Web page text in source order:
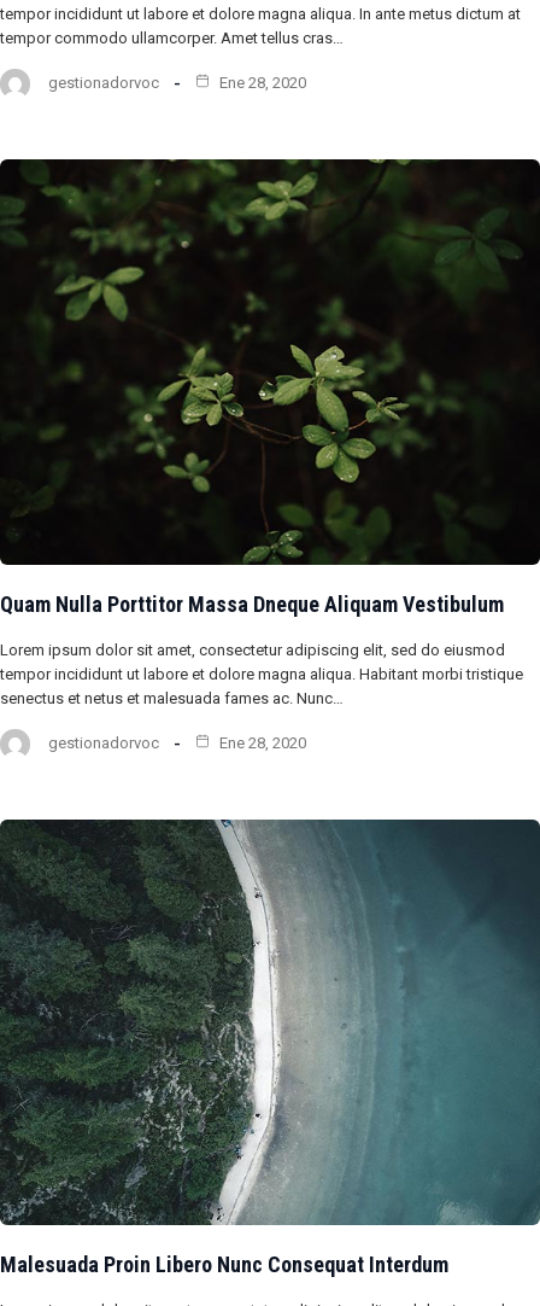
tempor incididunt ut labore et dolore magna aliqua. In ante metus dictum at
tempor commodo ullamcorper. Amet tellus cras…
gestionadorvoc Ene 28, 2020
Quam Nulla Porttitor Massa Dneque Aliquam Vestibulum
Lorem ipsum dolor sit amet, consectetur adipiscing elit, sed do eiusmod
tempor incididunt ut labore et dolore magna aliqua. Habitant morbi tristique
senectus et netus et malesuada fames ac. Nunc…
gestionadorvoc Ene 28, 2020
Malesuada Proin Libero Nunc Consequat Interdum